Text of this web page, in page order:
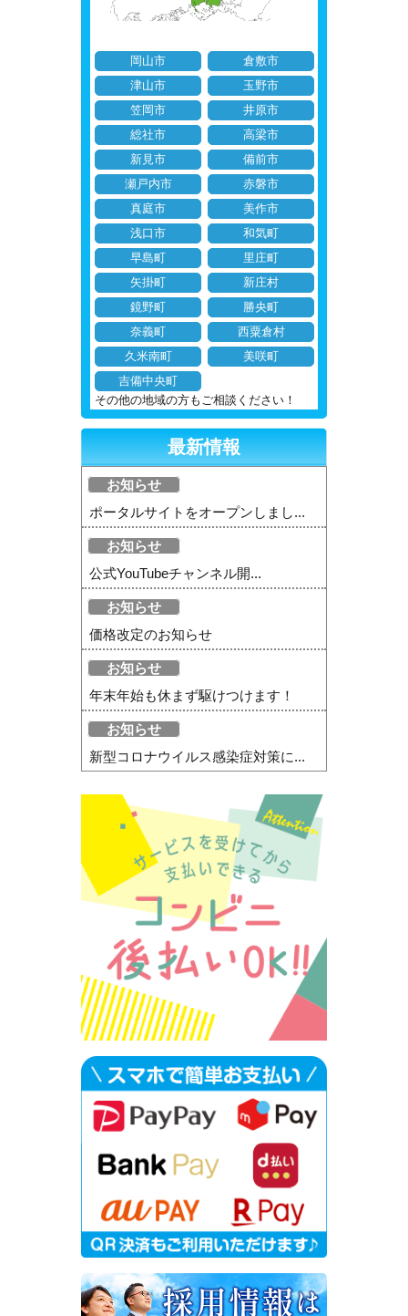
岡山市
倉敷市
津山市
玉野市
笠岡市
井原市
総社市
高梁市
新見市
備前市
瀬戸内市
赤磐市
真庭市
美作市
浅口市
和気町
早島町
里庄町
矢掛町
新庄村
鏡野町
勝央町
奈義町
西粟倉村
久米南町
美咲町
吉備中央町
その他の地域の方もご相談ください！
最新情報
お知らせ
ポータルサイトをオープンしまし...
お知らせ
公式YouTubeチャンネル開...
お知らせ
価格改定のお知らせ
お知らせ
年末年始も休まず駆けつけます！
お知らせ
新型コロナウイルス感染症対策に...